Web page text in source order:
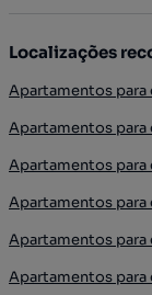
Localizações
Apartamentos para
Apartamentos para
Apartamentos para
Apartamentos
Apartamentos para
Apartamentos para